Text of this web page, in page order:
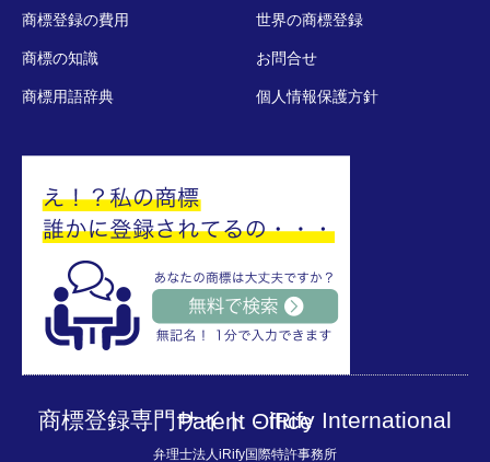
商標登録の費用
商標の知識
商標用語辞典
世界の商標登録
お問合せ
個人情報保護方針
商標登録専門サイト - iRify International Patent Office
弁理士法人iRify国際特許事務所